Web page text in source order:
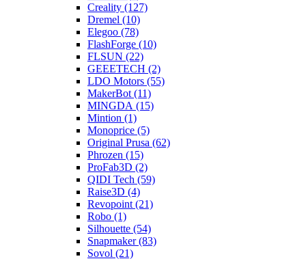
Creality (127)
Dremel (10)
Elegoo (78)
FlashForge (10)
FLSUN (22)
GEEETECH (2)
LDO Motors (55)
MakerBot (11)
MINGDA (15)
Mintion (1)
Monoprice (5)
Original Prusa (62)
Phrozen (15)
ProFab3D (2)
QIDI Tech (59)
Raise3D (4)
Revopoint (21)
Robo (1)
Silhouette (54)
Snapmaker (83)
Sovol (21)